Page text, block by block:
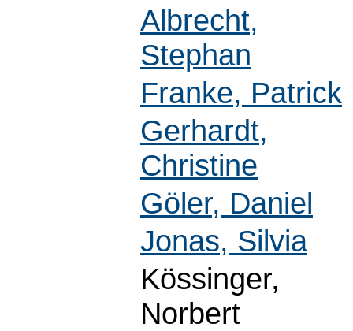
Albrecht,
Stephan
Franke, Patrick
Gerhardt,
Christine
Göler, Daniel
Jonas, Silvia
Kössinger,
Norbert